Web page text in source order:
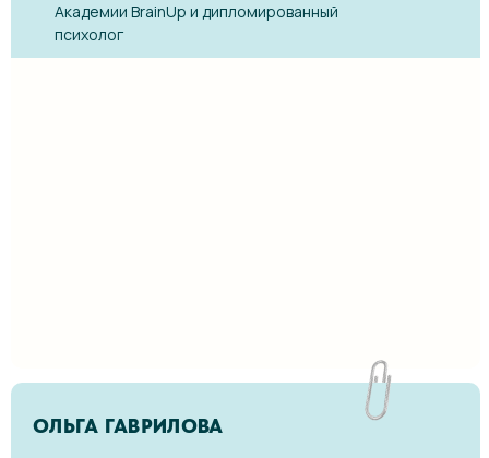
Академии BrainUp и дипломированный
психолог
ОЛЬГА ГАВРИЛОВА